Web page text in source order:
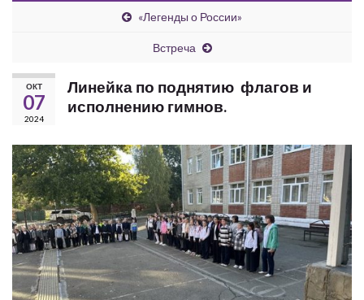
«Легенды о России»
Встреча
ОКТ
07
2024
Линейка по поднятию флагов и
исполнению гимнов.